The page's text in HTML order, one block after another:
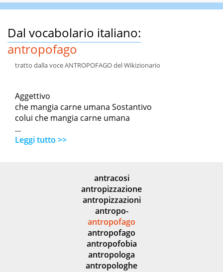
Dal vocabolario italiano:
antropofago
tratto dalla voce ANTROPOFAGO del Wikizionario
Aggettivo
che mangia carne umana Sostantivo
colui che mangia carne umana
...
Leggi tutto >>
antracosi
antropizzazione
antropizzazioni
antropo-
antropofago
antropofago
antropofobia
antropologa
antropologhe